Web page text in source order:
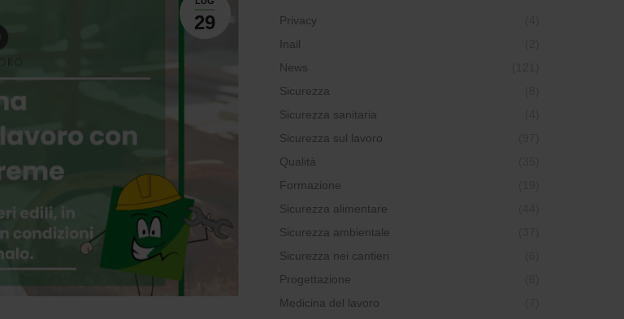
29 Privacy
Inail
News
Sicurezza
Sicurezza sanitaria
Sicurezza sul lavoro
Qualità
Formazione
Sicurezza alimentare
Sicurezza ambientale
Sicurezza nei cantieri
Progettazione
Medicina del lavoro